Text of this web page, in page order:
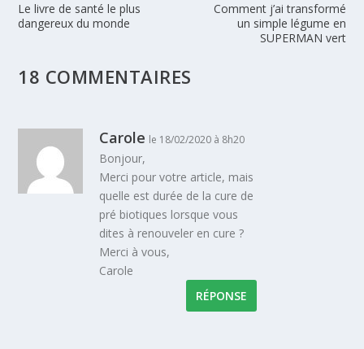
Le livre de santé le plus
dangereux du monde
Comment j’ai transformé
un simple légume en
SUPERMAN vert
18 COMMENTAIRES
Carole le 18/02/2020 à 8h20
Bonjour,
Merci pour votre article, mais
quelle est durée de la cure de
pré biotiques lorsque vous
dites à renouveler en cure ?
Merci à vous,
Carole
RÉPONSE